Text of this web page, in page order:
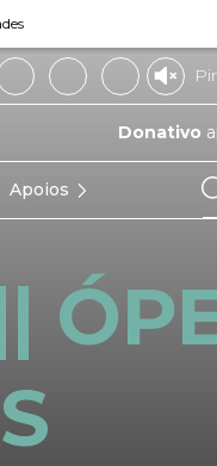
Donativo
Apoios